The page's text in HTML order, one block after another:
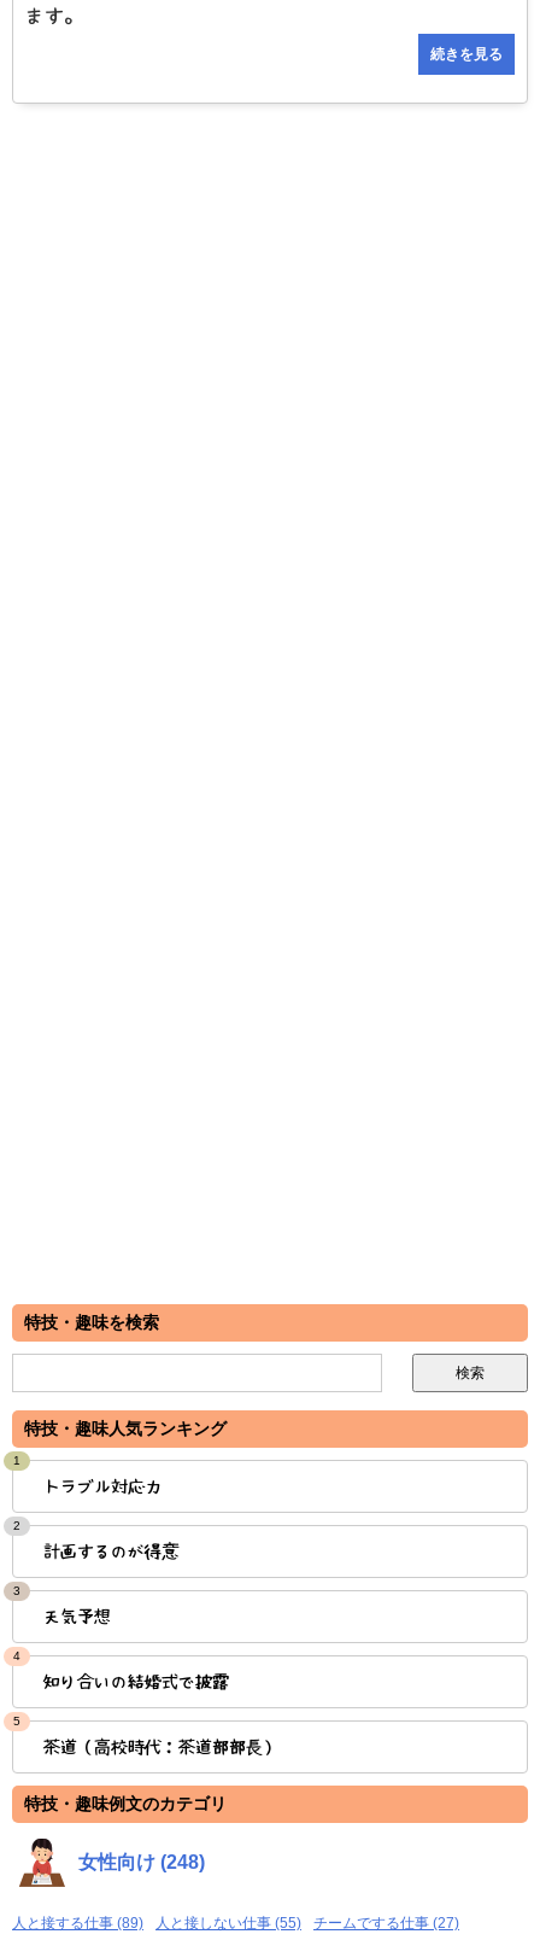
ます。
続きを見る
特技・趣味を検索
特技・趣味人気ランキング
1
トラブル対応力
2
計画するのが得意
3
天気予想
4
知り合いの結婚式で披露
5
茶道（高校時代：茶道部部長）
特技・趣味例文のカテゴリ
女性向け (248)
人と接する仕事 (89) 人と接しない仕事 (55) チームでする仕事 (27)